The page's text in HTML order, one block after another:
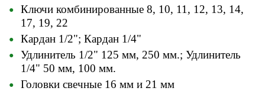
Ключи комбинированные 8, 10, 11, 12, 13, 14,
17, 19, 22
Кардан 1/2"; Кардан 1/4"
Удлинитель 1/2" 125 мм, 250 мм.; Удлинитель
1/4" 50 мм, 100 мм.
Головки свечные 16 мм и 21 мм